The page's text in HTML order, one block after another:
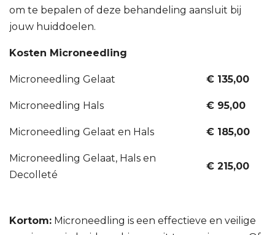
om te bepalen of deze behandeling aansluit bij
jouw huiddoelen.
Kosten Microneedling
Microneedling Gelaat € 135,00
Microneedling Hals € 95,00
Microneedling Gelaat en Hals € 185,00
Microneedling Gelaat, Hals en
Decolleté
€ 215,00
Kortom: Microneedling is een effectieve en veilige